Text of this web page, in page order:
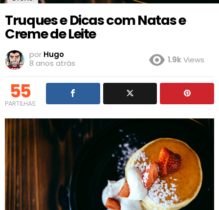
Truques e Dicas com Natas e
Creme de Leite
por Hugo
8 anos atrás
1.9kViews
55
PARTILHAS